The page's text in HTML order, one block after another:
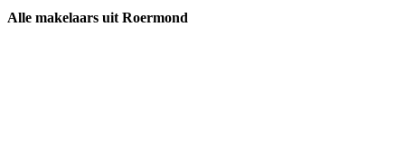
Alle makelaars uit Roermond